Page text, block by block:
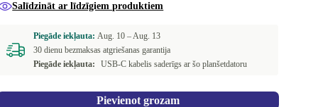
Salīdzināt ar līdzīgiem produktiem
Piegāde iekļauta:Aug. 10 –Aug. 13
30 dienu bezmaksas atgriešanas garantija
Piegāde iekļauta:
USB-C kabelis saderīgs ar šo planšetdatoru
Pievienot grozam